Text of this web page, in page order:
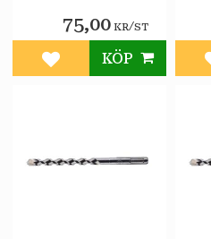
75,00KR/ST
Lägg till i favoriter
KÖP